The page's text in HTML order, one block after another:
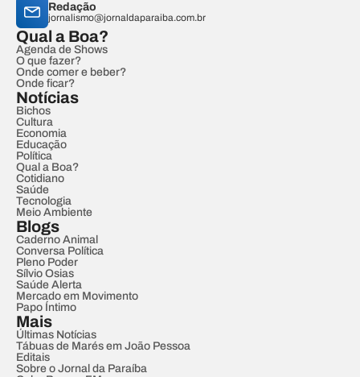
Redação
jornalismo@jornaldaparaiba.com.br
Qual a Boa?
Agenda de Shows
O que fazer?
Onde comer e beber?
Onde ficar?
Notícias
Bichos
Cultura
Economia
Educação
Política
Qual a Boa?
Cotidiano
Saúde
Tecnologia
Meio Ambiente
Blogs
Caderno Animal
Conversa Política
Pleno Poder
Sílvio Osias
Saúde Alerta
Mercado em Movimento
Papo Íntimo
Mais
Últimas Notícias
Tábuas de Marés em João Pessoa
Editais
Sobre o Jornal da Paraíba